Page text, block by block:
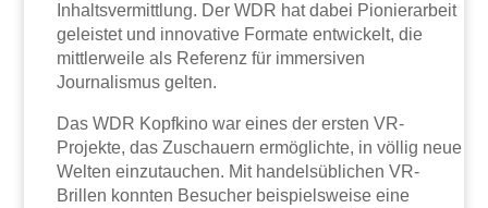
Inhaltsvermittlung. Der WDR hat dabei Pionierarbeit
geleistet und innovative Formate entwickelt, die
mittlerweile als Referenz für immersiven
Journalismus gelten.
Das WDR Kopfkino war eines der ersten VR-
Projekte, das Zuschauern ermöglichte, in völlig neue
Welten einzutauchen. Mit handelsüblichen VR-
Brillen konnten Besucher beispielsweise eine